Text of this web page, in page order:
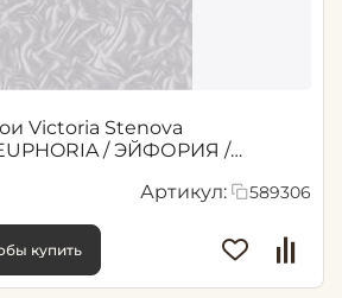
Victoria Stenova
/ ЭЙФОРИЯ /
Артикул: 589306
купить